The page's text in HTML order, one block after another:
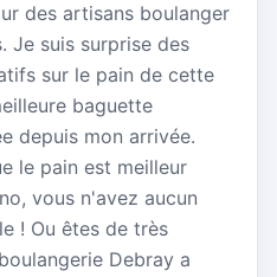
des artisans boulanger
Je suis surprise des
sur le pain de cette
baguette
depuis mon arrivée.
le pain est meilleur
vous n'avez aucun
! Ou êtes de très
Debray a